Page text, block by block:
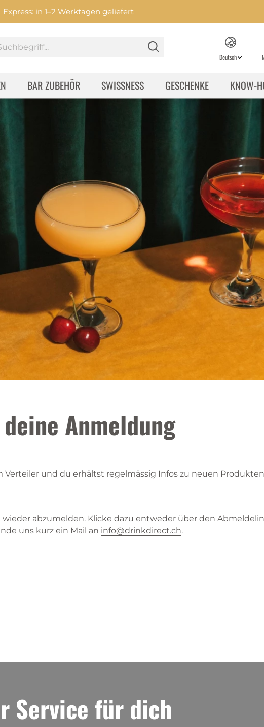
Express: in 1–2 Werktagen geliefert
Deutsch
BAR ZUBEHÖR SWISSNESS GESCHENKE KNOW-
Anmeldung
Verteiler und du erhältst regelmässig Infos zu neuen Produkten
abzumelden. Klicke dazu entweder über den
uns kurz ein Mail an info@drinkdirect.ch.
Service für dich